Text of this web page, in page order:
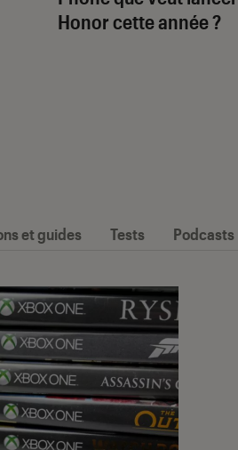
Honor cette année ?
et guides Tests Podcasts